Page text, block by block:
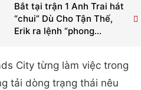
Bắt tại trận 1 Anh Trai hát
“chui” Dù Cho Tận Thế,
Erik ra lệnh “phong...
City từng làm việc trong
tải dòng trạng thái nêu